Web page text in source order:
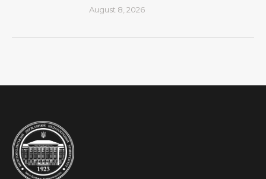
August 8, 2026